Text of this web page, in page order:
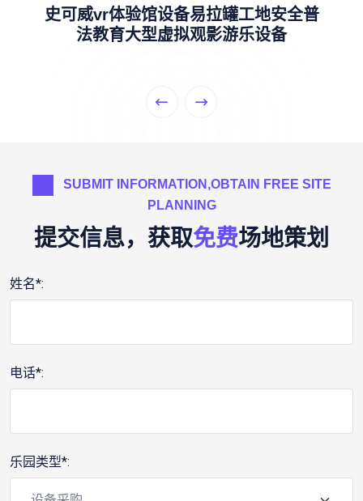
史可威vr体验馆设备易拉罐工地安全普
法教育大型虚拟观影游乐设备
SUBMIT INFORMATION,OBTAIN FREE SITE
PLANNING
提交信息，获取免费场地策划
姓名*:
电话*:
乐园类型*: